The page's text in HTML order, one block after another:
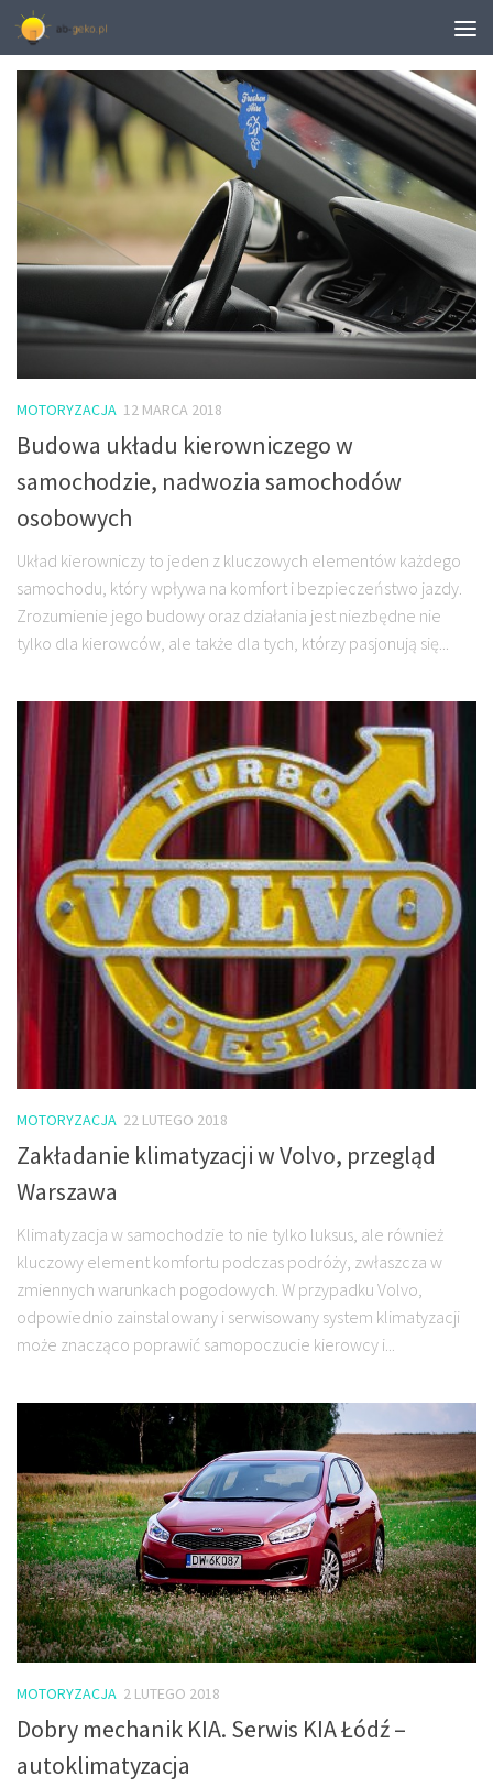
TAGGED:
MOTORYZACJA 12 MARCA 2018
Budowa układu kierowniczego w
samochodzie, nadwozia samochodów
osobowych
Układ kierowniczy to jeden z kluczowych elementów każdego
samochodu, który wpływa na komfort i bezpieczeństwo jazdy.
Zrozumienie jego budowy oraz działania jest niezbędne nie
tylko dla kierowców, ale także dla tych, którzy pasjonują się...
MOTORYZACJA 22 LUTEGO 2018
Zakładanie klimatyzacji w Volvo, przegląd
Warszawa
Klimatyzacja w samochodzie to nie tylko luksus, ale również
kluczowy element komfortu podczas podróży, zwłaszcza w
zmiennych warunkach pogodowych. W przypadku Volvo,
odpowiednio zainstalowany i serwisowany system klimatyzacji
może znacząco poprawić samopoczucie kierowcy i...
MOTORYZACJA 2 LUTEGO 2018
Dobry mechanik KIA. Serwis KIA Łódź –
autoklimatyzacja